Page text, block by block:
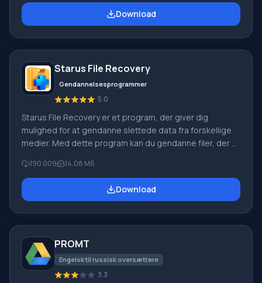
Movie Maker: Optag video fra forskellige kilder
(videokameraer, mobiltelefoner, digitale videokameraer,
Download
Starus File Recovery
Gendannelsesprogrammer
5.0
Starus File Recovery er et program, der giver dig
mulighed for at gendanne slettede data fra forskellige
medier. Med dette program kan du gendanne filer, der er
slettet uden om papirkurven, skjult af ondsindet
software, mistet på grund af softwarefejl, fuldstændig
tømning af papirkurven, formatering eller sletning af
190 009 14.08 Мб
Download
PROMT
Engelsk til russisk oversættere
3.3